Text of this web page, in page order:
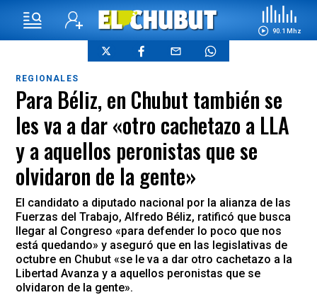
90.1 Mhz
REGIONALES
Para Béliz, en Chubut también se
les va a dar «otro cachetazo a LLA
y a aquellos peronistas que se
olvidaron de la gente»
El candidato a diputado nacional por la alianza de las
Fuerzas del Trabajo, Alfredo Béliz, ratificó que busca
llegar al Congreso «para defender lo poco que nos
está quedando» y aseguró que en las legislativas de
octubre en Chubut «se le va a dar otro cachetazo a la
Libertad Avanza y a aquellos peronistas que se
olvidaron de la gente».